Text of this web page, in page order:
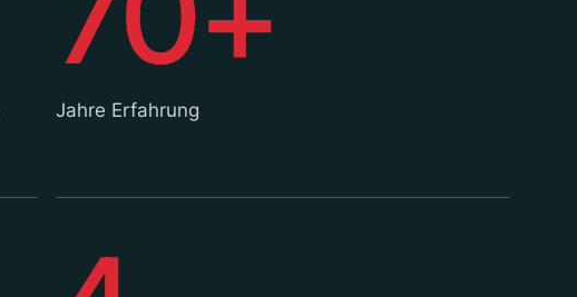
Jahre Erfahrung